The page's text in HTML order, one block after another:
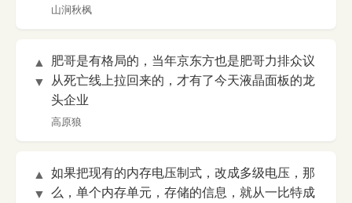
山涧秋枫
▲
▼
肥哥是有格局的，当年京东方也是肥哥力排众议
从死亡线上拉回来的，才有了今天液晶面板的龙
头企业
高原狼
▲
▼
如果把现有的内存电压制式，改成多级电压，那
么，单个内存单元，存储的信息，就从一比特成